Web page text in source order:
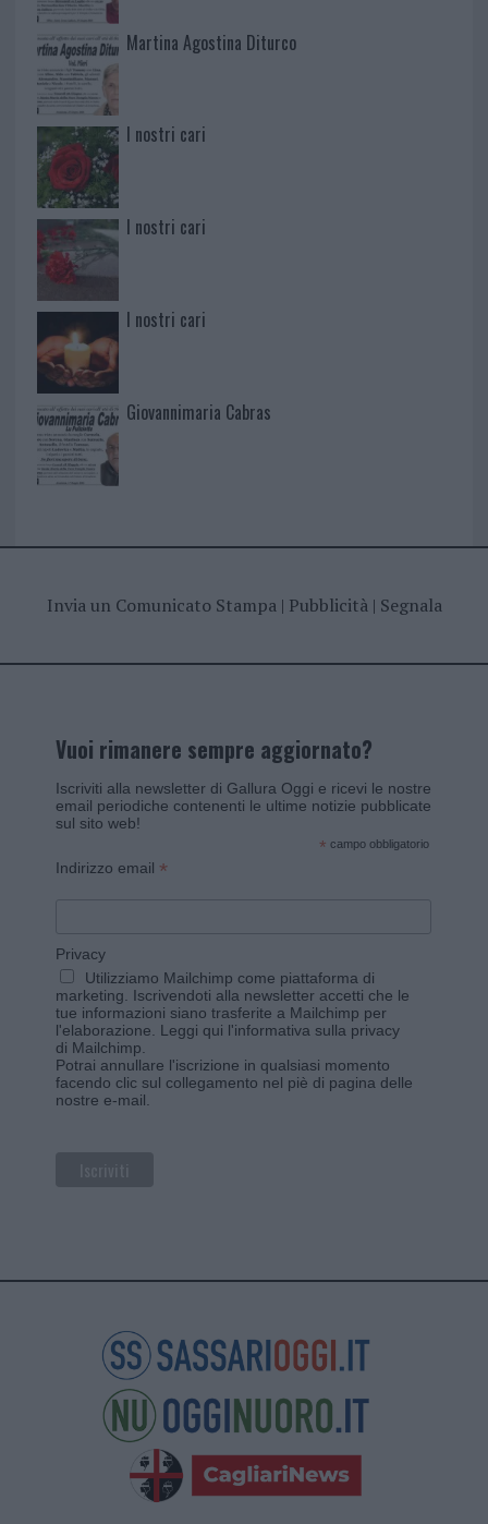
Martina Agostina Diturco
I nostri cari
I nostri cari
I nostri cari
Giovannimaria Cabras
Invia un Comunicato Stampa| Pubblicità| Segnala
Vuoi rimanere sempre aggiornato?
Iscriviti alla newsletter di Gallura Oggi e ricevi le nostre
email periodiche contenenti le ultime notizie pubblicate
sul sito web!
* campo obbligatorio
Indirizzo email *
Privacy
Utilizziamo Mailchimp come piattaforma di
marketing. Iscrivendoti alla newsletter accetti che le
tue informazioni siano trasferite a Mailchimp per
l'elaborazione. Leggi qui l'informativa sulla privacy
di Mailchimp.
Potrai annullare l'iscrizione in qualsiasi momento
facendo clic sul collegamento nel piè di pagina delle
nostre e-mail.